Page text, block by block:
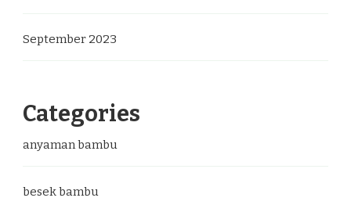
September 2023
Categories
anyaman bambu
besek bambu